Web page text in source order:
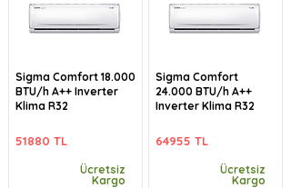
Sigma Comfort 18.000
BTU/h A++ Inverter
Klima R32
51880 TL
Ücretsiz
Kargo
Sigma Comfort
24.000 BTU/h A++
Inverter Klima R32
64955 TL
Ücretsiz
Kargo